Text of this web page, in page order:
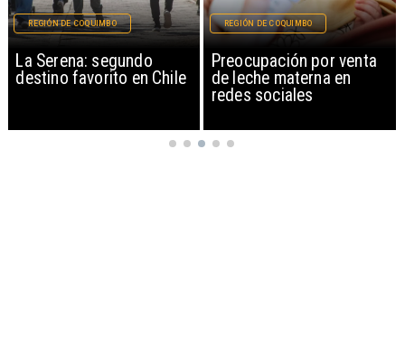
Preocupación por venta
de leche materna en
REGIÓN DE COQUIMBO
Libros gratis y un
audiolibro en la voz de la
actriz Camila Hirane: así
100 Palabras el Día del
Patrimonio
MAGAZINE